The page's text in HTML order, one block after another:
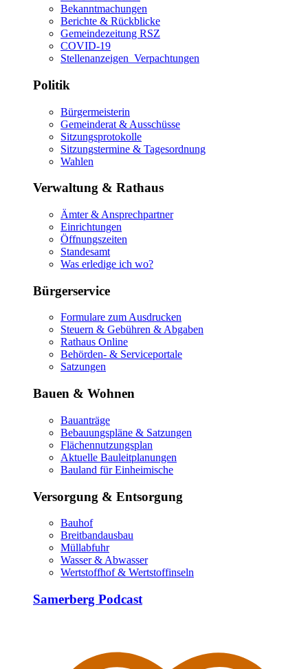
Bekanntmachungen
Berichte & Rückblicke
Gemeindezeitung RSZ
COVID-19
Stellenanzeigen_Verpachtungen
Politik
Bürgermeisterin
Gemeinderat & Ausschüsse
Sitzungsprotokolle
Sitzungstermine & Tagesordnung
Wahlen
Verwaltung & Rathaus
Ämter & Ansprechpartner
Einrichtungen
Öffnungszeiten
Standesamt
Was erledige ich wo?
Bürgerservice
Formulare zum Ausdrucken
Steuern & Gebühren & Abgaben
Rathaus Online
Behörden- & Serviceportale
Satzungen
Bauen & Wohnen
Bauanträge
Bebauungspläne & Satzungen
Flächennutzungsplan
Aktuelle Bauleitplanungen
Bauland für Einheimische
Versorgung & Entsorgung
Bauhof
Breitbandausbau
Müllabfuhr
Wasser & Abwasser
Wertstoffhof & Wertstoffinseln
Samerberg Podcast